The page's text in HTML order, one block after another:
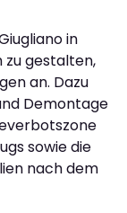
in
zu gestalten,
an. Dazu
Demontage
sowie die
nach dem